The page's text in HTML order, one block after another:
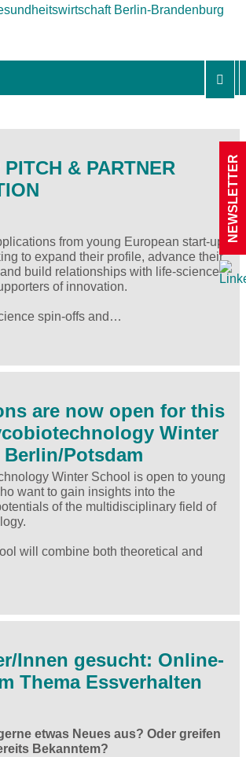
& PARTNER
from young European start-up
to expand their profile, advance their
build relationships with life-science
of innovation.
spin-offs and…
are now open for this
Winter
Potsdam
Winter School is open to young
want to gain insights into the
of the multidisciplinary field of
will combine both theoretical and
Innen gesucht: Online-
Thema Essverhalten
etwas Neues aus? Oder greifen
Bekanntem?
NEWSLETTER